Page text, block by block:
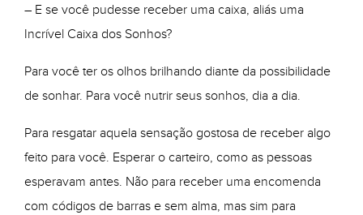
– E se você pudesse receber uma caixa, aliás uma
Incrível Caixa dos Sonhos?
Para você ter os olhos brilhando diante da possibilidade
de sonhar. Para você nutrir seus sonhos, dia a dia.
Para resgatar aquela sensação gostosa de receber algo
feito para você. Esperar o carteiro, como as pessoas
esperavam antes. Não para receber uma encomenda
com códigos de barras e sem alma, mas sim para